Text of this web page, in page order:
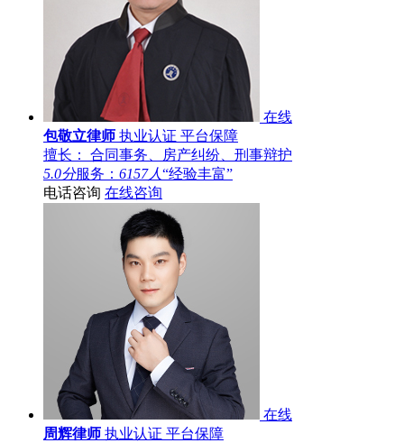
在线
包敬立律师 执业认证 平台保障
擅长： 合同事务、房产纠纷、刑事辩护
5.0分服务： 6157人“经验丰富”
电话咨询 在线咨询
在线
周辉律师 执业认证 平台保障